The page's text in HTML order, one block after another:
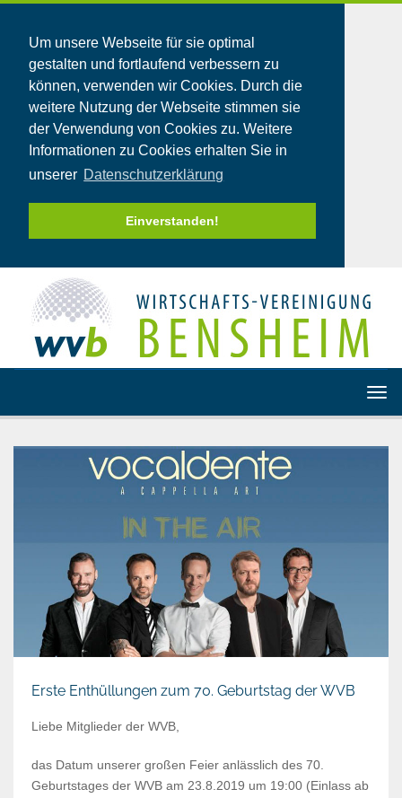
Um unsere Webseite für sie optimal
gestalten und fortlaufend verbessern zu
können, verwenden wir Cookies. Durch die
weitere Nutzung der Webseite stimmen sie
der Verwendung von Cookies zu. Weitere
Informationen zu Cookies erhalten Sie in
unserer Datenschutzerklärung
Einverstanden!
T
o
Erste Enthüllungen zum 70. Geburtstag der WVB
Liebe Mitglieder der WVB,
das Datum unserer großen Feier anlässlich des 70.
Geburtstages der WVB am 23.8.2019 um 19:00 (Einlass ab